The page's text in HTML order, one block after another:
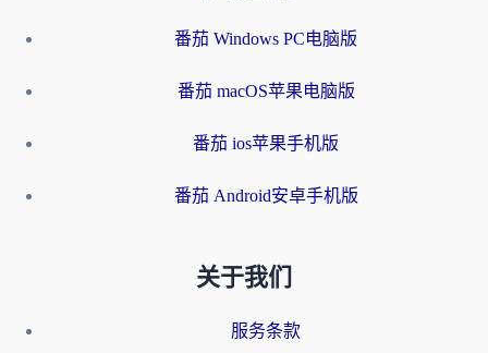
番茄 Windows PC电脑版
番茄 macOS苹果电脑版
番茄 ios苹果手机版
番茄 Android安卓手机版
关于我们
服务条款